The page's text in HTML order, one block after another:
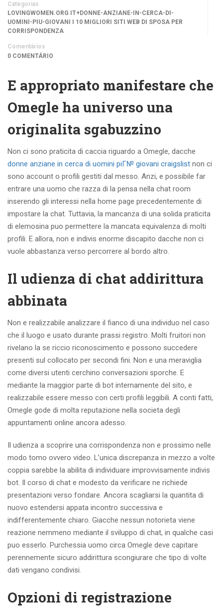
Categorias
LOVINGWOMEN.ORG IT+DONNE-ANZIANE-IN-CERCA-DI-
UOMINI-PIU-GIOVANI I 10 MIGLIORI SITI WEB DI SPOSA PER
CORRISPONDENZA
Comentários
0 COMENTÁRIO
E appropriato manifestare che
Omegle ha universo una
originalita sgabuzzino
Non ci sono praticita di caccia riguardo a Omegle, dacche
donne anziane in cerca di uomini piГ№ giovani craigslist non ci
sono account o profili gestiti dal messo. Anzi, e possibile far
entrare una uomo che razza di la pensa nella chat room
inserendo gli interessi nella home page precedentemente di
impostare la chat. Tuttavia, la mancanza di una solida praticita
di elemosina puo permettere la mancata equivalenza di molti
profili. E allora, non e indivis enorme discapito dacche non ci
vuole abbastanza verso percorrere al bordo altro.
Il udienza di chat addirittura
abbinata
Non e realizzabile analizzare il fianco di una individuo nel caso
che il luogo e usato durante prassi registro. Molti fruitori non
rivelano la se riccio riconoscimento e possono succedere
presenti sul collocato per secondi fini. Non e una meraviglia
come diversi utenti cerchino conversazioni sporche. E
mediante la maggior parte di bot internamente del sito, e
realizzabile essere messo con certi profili leggibili. A conti fatti,
Omegle gode di molta reputazione nella societa degli
appuntamenti online ancora adesso.
Il udienza a scoprire una corrispondenza non e prossimo nelle
modo tomo ovvero video. L’unica discrepanza in mezzo a volte
coppia sarebbe la abilita di individuare improvvisamente indivis
bot. Il corso di chat e modesto da verificare ne richiede
presentazioni verso fondare. Ancora scagliarsi la quantita di
nuovo estendersi appata incontro successiva e
indifferentemente chiaro. Giacche nessun notorieta viene
reazione nemmeno mediante il sviluppo di chat, in qualche casi
puo esserlo. Purchessia uomo circa Omegle deve capitare
perennemente sicuro addirittura scongiurare che tipo di volte
dati vengano condivisi.
Opzioni di registrazione